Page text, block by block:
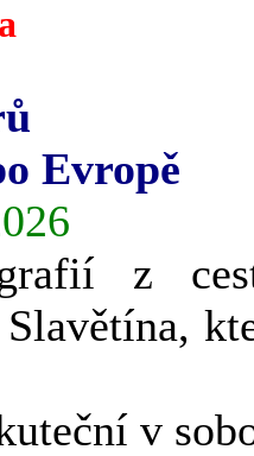
Evropě
z
Slavětína,
v